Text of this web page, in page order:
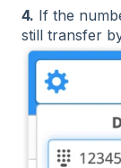
4. If the
still transfer